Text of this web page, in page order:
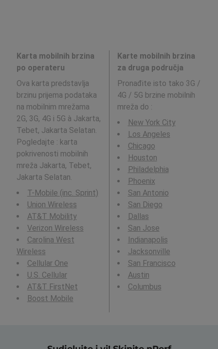
Karta mobilnih brzina
po operateru
Ova karta predstavlja
brzinu prijema podataka
na mobilnim mrežama
2G, 3G, 4G i 5G à Jakarta,
Tebet, Jakarta Selatan.
Pogledajte : karta
pokrivenosti mobilnih
mreža Jakarta, Tebet,
Jakarta Selatan.
T-Mobile (inc. Sprint)
Union Wireless
AT&T Mobility
Verizon Wireless
Carolina West
Wireless
Cellular One
U.S. Cellular
AT&T FirstNet
Boost Mobile
Karte mobilnih brzina
za druga područja
Pronađite isto tako 3G /
4G / 5G brzine mobilnih
mreža do :
New York City
Los Angeles
Chicago
Houston
Philadelphia
Phoenix
San Antonio
San Diego
Dallas
San Jose
Indianapolis
Jacksonville
San Francisco
Austin
Columbus